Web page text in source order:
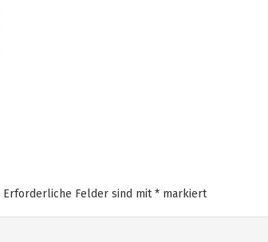
Erforderliche Felder sind mit* markiert